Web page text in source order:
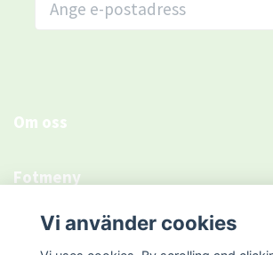
Om oss
Fotmeny
Sociala medier
Vi använder cookies